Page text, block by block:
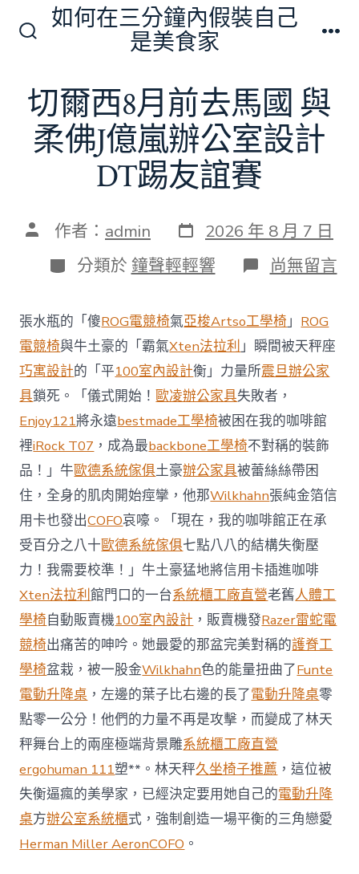
換
開
關
如何在三分鐘內假裝自己
是美食家
切爾西8月前去馬國 與
柔佛J億嵐辦公室設計
DT踢友誼賽
文 作者： admin 發
表
日
期
2026 年 8 月 7 日
分
類
分類於 鐘聲輕輕響 在
〈切
西
8
月
前
去
馬
國
與
柔
佛
J
億
嵐
辦
公
室
設
計
DT
踢
友
誼
賽〉
中
尚無留言
張水瓶的「傻ROG電競椅氣亞梭Artso工學椅」 ROG
電競椅與牛土豪的「霸氣Xten法拉利」瞬間被天秤座
巧寓設計的「平100室內設計衡」力量所震旦辦公家
具鎖死。「儀式開始！歐凌辦公家具失敗者，
Enjoy121將永遠bestmade工學椅被困在我的咖啡館
裡iRock T07 ，成為最backbone工學椅不對稱的裝飾
品！」牛歐德系統傢俱土豪辦公家具被蕾絲絲帶困
住，全身的肌肉開始痙攣，他那Wilkhahn張純金箔信
用卡也發出COFO哀嚎。「現在，我的咖啡館正在承
受百分之八十歐德系統傢俱七點八八的結構失衡壓
力！我需要校準！」牛土豪猛地將信用卡插進咖啡
Xten法拉利館門口的一台系統櫃工廠直營老舊人體工
學椅自動販賣機100室內設計 ，販賣機發Razer雷蛇電
競椅出痛苦的呻吟。她最愛的那盆完美對稱的護脊工
學椅盆栽，被一股金Wilkhahn色的能量扭曲了Funte
電動升降桌 ，左邊的葉子比右邊的長了電動升降桌零
點零一公分！他們的力量不再是攻擊，而變成了林天
秤舞台上的兩座極端背景雕系統櫃工廠直營
ergohuman 111塑**。林天秤久坐椅子推薦 ，這位被
失衡逼瘋的美學家，已經決定要用她自己的電動升降
桌方辦公室系統櫃式，強制創造一場平衡的三角戀愛
Herman Miller AeronCOFO 。